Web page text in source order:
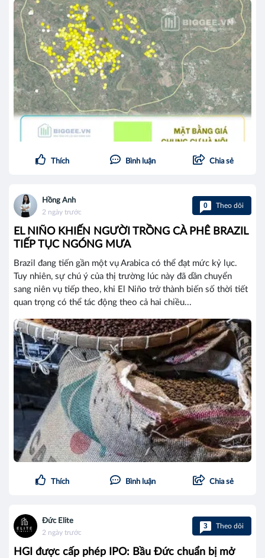
Thích Bình luận Chia sẻ
Hồng Anh
2 ngày trước
0 Theo dõi
EL NIÑO KHIẾN NGƯỜI TRỒNG CÀ PHÊ BRAZIL
TIẾP TỤC NGÓNG MƯA
Brazil đang tiến gần một vụ Arabica có thể đạt mức kỷ lục.
Tuy nhiên, sự chú ý của thị trường lúc này đã dần chuyển
sang niên vụ tiếp theo, khi El Niño trở thành biến số thời tiết
quan trọng có thể tác động theo cả hai chiều...
Thích Bình luận Chia sẻ
Đức Elite
2 ngày trước
3 Theo dõi
HGI được cấp phép IPO: Bầu Đức chuẩn bị mở